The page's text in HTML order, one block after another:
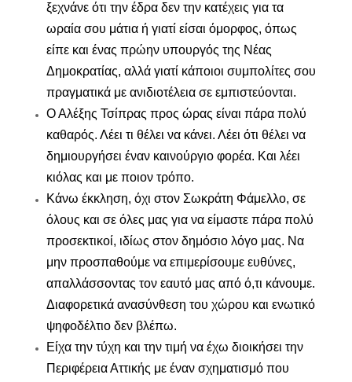
ξεχνάνε ότι την έδρα δεν την κατέχεις για τα
ωραία σου μάτια ή γιατί είσαι όμορφος, όπως
είπε και ένας πρώην υπουργός της Νέας
Δημοκρατίας, αλλά γιατί κάποιοι συμπολίτες σου
πραγματικά με ανιδιοτέλεια σε εμπιστεύονται.
Ο Αλέξης Τσίπρας προς ώρας είναι πάρα πολύ
καθαρός. Λέει τι θέλει να κάνει. Λέει ότι θέλει να
δημιουργήσει έναν καινούργιο φορέα. Και λέει
κιόλας και με ποιον τρόπο.
Κάνω έκκληση, όχι στον Σωκράτη Φάμελλο, σε
όλους και σε όλες μας για να είμαστε πάρα πολύ
προσεκτικοί, ιδίως στον δημόσιο λόγο μας. Να
μην προσπαθούμε να επιμερίσουμε ευθύνες,
απαλλάσσοντας τον εαυτό μας από ό,τι κάνουμε.
Διαφορετικά ανασύνθεση του χώρου και ενωτικό
ψηφοδέλτιο δεν βλέπω.
Είχα την τύχη και την τιμή να έχω διοικήσει την
Περιφέρεια Αττικής με έναν σχηματισμό που